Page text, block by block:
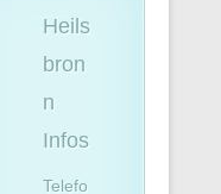
Heils
bron
n
Infos
Telefo